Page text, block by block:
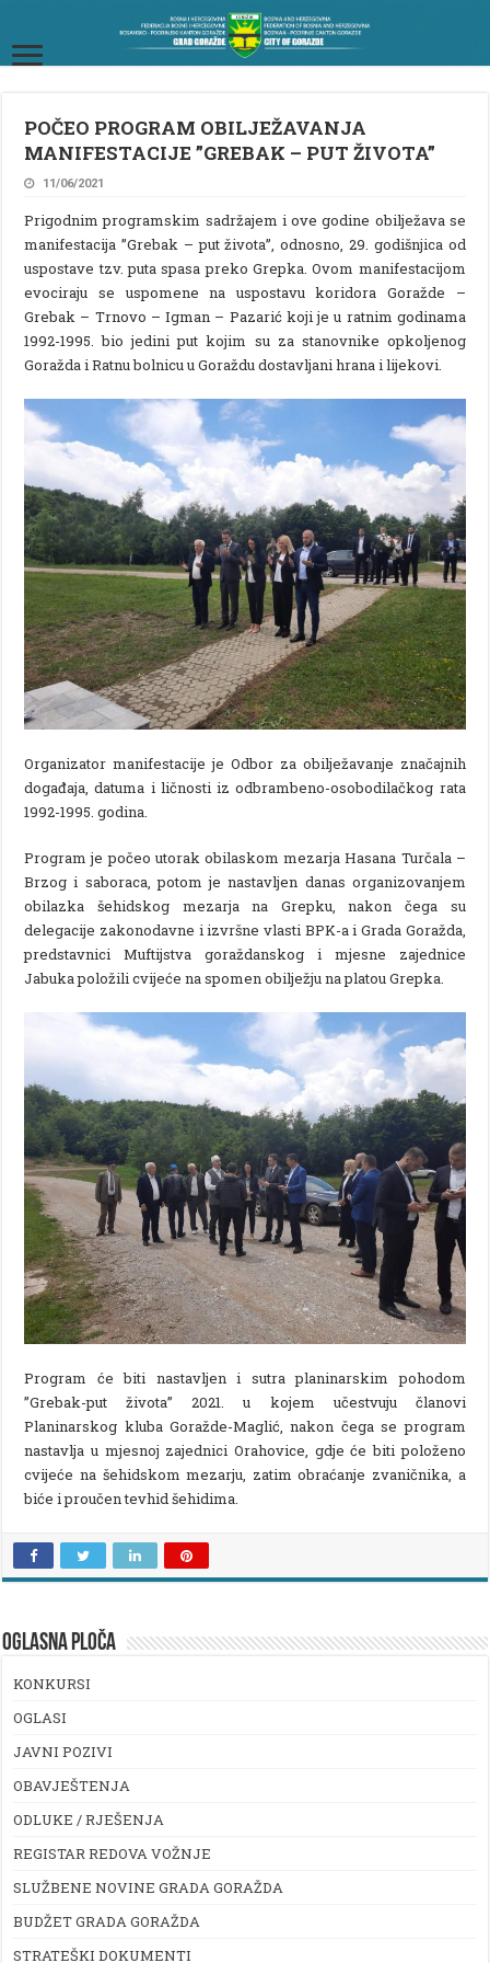
POČEO PROGRAM OBILJEŽAVANJA
MANIFESTACIJE ”GREBAK – PUT ŽIVOTA”
11/06/2021
Prigodnim programskim sadržajem i ove godine obilježava se
manifestacija ”Grebak – put života”, odnosno, 29. godišnjica od
uspostave tzv. puta spasa preko Grepka. Ovom manifestacijom
evociraju se uspomene na uspostavu koridora Goražde –
Grebak – Trnovo – Igman – Pazarić koji je u ratnim godinama
1992-1995. bio jedini put kojim su za stanovnike opkoljenog
Goražda i Ratnu bolnicu u Goraždu dostavljani hrana i lijekovi.
Organizator manifestacije je Odbor za obilježavanje značajnih
događaja, datuma i ličnosti iz odbrambeno-osobodilačkog rata
1992-1995. godina.
Program je počeo utorak obilaskom mezarja Hasana Turčala –
Brzog i saboraca, potom je nastavljen danas organizovanjem
obilazka šehidskog mezarja na Grepku, nakon čega su
delegacije zakonodavne i izvršne vlasti BPK-a i Grada Goražda,
predstavnici Muftijstva goraždanskog i mjesne zajednice
Jabuka položili cvijeće na spomen obilježju na platou Grepka.
Program će biti nastavljen i sutra planinarskim pohodom
”Grebak-put života” 2021. u kojem učestvuju članovi
Planinarskog kluba Goražde-Maglić, nakon čega se program
nastavlja u mjesnoj zajednici Orahovice, gdje će biti položeno
cvijeće na šehidskom mezarju, zatim obraćanje zvaničnika, a
biće i proučen tevhid šehidima.
OGLASNA PLOČA
KONKURSI
OGLASI
JAVNI POZIVI
OBAVJEŠTENJA
ODLUKE / RJEŠENJA
REGISTAR REDOVA VOŽNJE
SLUŽBENE NOVINE GRADA GORAŽDA
BUDŽET GRADA GORAŽDA
STRATEŠKI DOKUMENTI